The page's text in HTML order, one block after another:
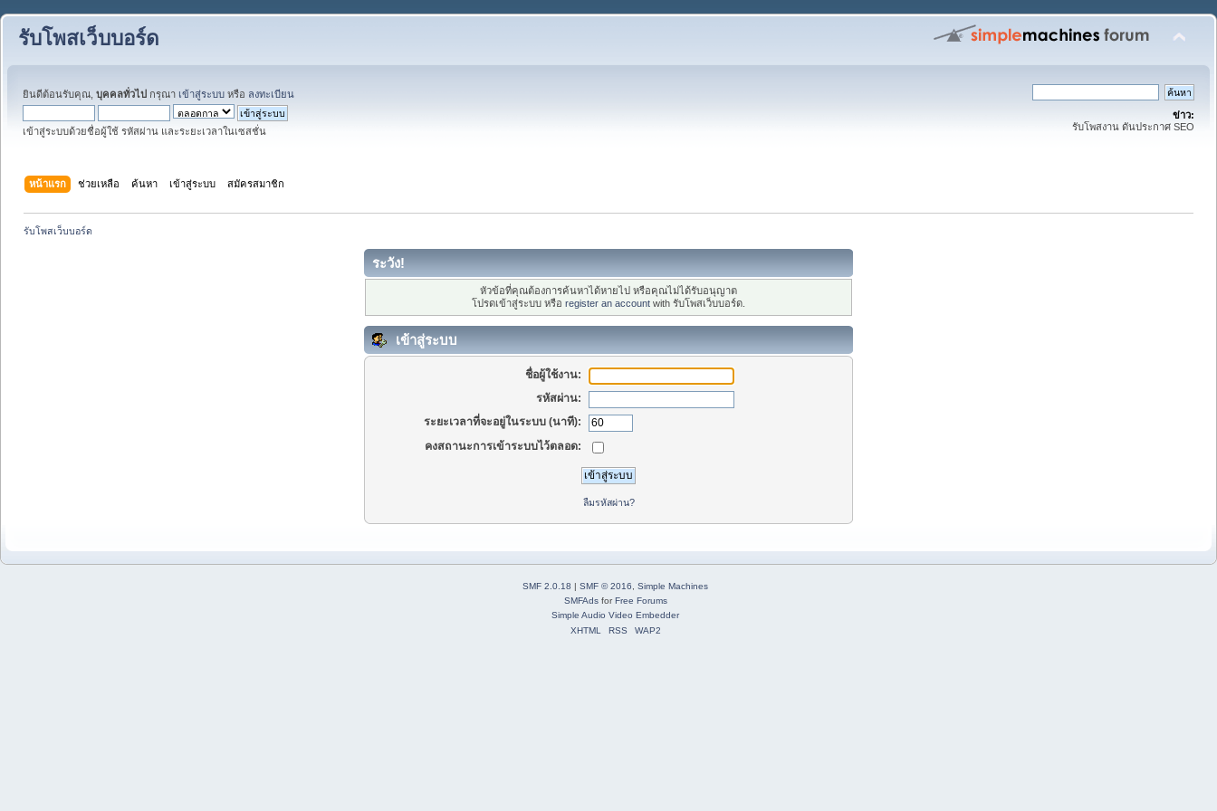
รับโพสเว็บบอร์ด
ยินดีต้อนรับคุณ, บุคคลทั่วไป กรุณา เข้าสู่ระบบ หรือ ลงทะเบียน
เข้าสู่ระบบด้วยชื่อผู้ใช้ รหัสผ่าน และระยะเวลาในเซสชั่น
ข่าว:
รับโพสงาน ดันประกาศ SEO
หน้าแรก ช่วยเหลือ ค้นหา เข้าสู่ระบบ สมัครสมาชิก
รับโพสเว็บบอร์ด
ระวัง!
หัวข้อที่คุณต้องการค้นหาได้หายไป หรือคุณไม่ได้รับอนุญาต
โปรดเข้าสู่ระบบ หรือ register an account with รับโพสเว็บบอร์ด.
เข้าสู่ระบบ
ชื่อผู้ใช้งาน:
รหัสผ่าน:
ระยะเวลาที่จะอยู่ในระบบ (นาที):
คงสถานะการเข้าระบบไว้ตลอด:
ลืมรหัสผ่าน?
SMF 2.0.18 | SMF © 2016
Simple Machines
SMFAdsforFree Forums
Simple Audio Video Embedder
XHTML
RSS WAP2